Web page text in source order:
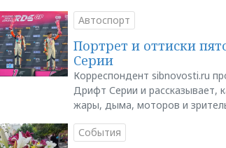
Автоспорт
Портрет и оттиски
Серии
Корреспондент sibnovosti.ru
Дрифт Серии и рассказывает,
жары, дыма, моторов и
События